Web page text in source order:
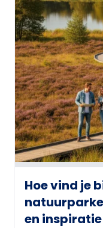
Hoe vind je
en inspiratie